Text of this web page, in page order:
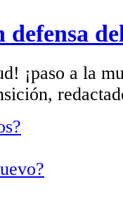
defensa
¡paso a la